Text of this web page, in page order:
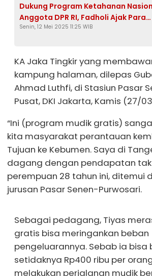
Dukung Program Ketahanan
Anggota DPR RI, Fadholi Ajak Para
Kader Partai Kawal Demokrasi
Senin, 12 Mei 2025 11:25 WIB
KA Jaka Tingkir yang
kampung halaman, dilepas
Ahmad Luthfi, di Stasiun Pasar
Pusat, DKI Jakarta, Kamis (27/
“Ini (program mudik gratis)
kita masyarakat perantauan
Tujuan ke Kebumen. Saya di
dagang dengan pendapatan tak
perempuan 28 tahun ini, ditemui
jurusan Pasar Senen-Purwosari.
Sebagai pedagang, Tiyas
gratis bisa meringankan beban
pengeluarannya. Sebab ia bisa
setidaknya Rp400 ribu per
melakukan perjalanan mudik